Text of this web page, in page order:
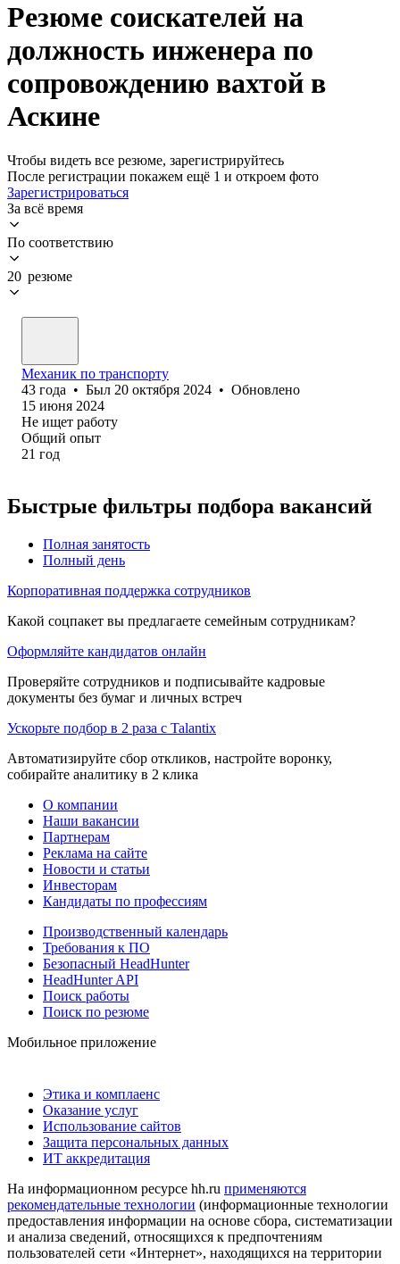
Резюме соискателей на
должность инженера по
сопровождению вахтой в
Аскине
Чтобы видеть все резюме, зарегистрируйтесь
После регистрации покажем ещё 1 и откроем фото
Зарегистрироваться
За всё время
По соответствию
20 резюме
Механик по транспорту
43 года • Был 20 октября 2024 • Обновлено
15 июня 2024
Не ищет работу
Общий опыт
21 год
Быстрые фильтры подбора вакансий
Полная занятость
Полный день
Корпоративная поддержка сотрудников
Какой соцпакет вы предлагаете семейным сотрудникам?
Оформляйте кандидатов онлайн
Проверяйте сотрудников и подписывайте кадровые
документы без бумаг и личных встреч
Ускорьте подбор в 2 раза с Talantix
Автоматизируйте сбор откликов, настройте воронку,
собирайте аналитику в 2 клика
О компании
Наши вакансии
Партнерам
Реклама на сайте
Новости и статьи
Инвесторам
Кандидаты по профессиям
Производственный календарь
Требования к ПО
Безопасный HeadHunter
HeadHunter API
Поиск работы
Поиск по резюме
Мобильное приложение
Этика и комплаенс
Оказание услуг
Использование сайтов
Защита персональных данных
ИТ аккредитация
На информационном ресурсе hh.ru применяются
рекомендательные технологии (информационные технологии
предоставления информации на основе сбора, систематизации
и анализа сведений, относящихся к предпочтениям
пользователей сети «Интернет», находящихся на территории